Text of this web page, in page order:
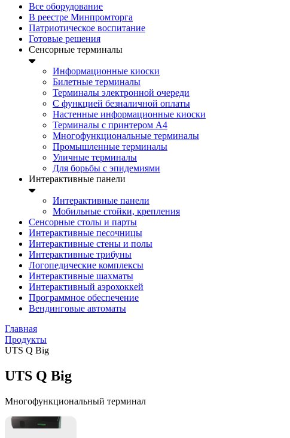
Все оборудование
В реестре Минпромторга
Патриотическое воспитание
Готовые решения
Сенсорные терминалы
Информационные киоски
Билетные терминалы
Терминалы электронной очереди
C функцией безналичной оплаты
Настенные информационные киоски
Терминалы с принтером А4
Многофункциональные терминалы
Промышленные терминалы
Уличные терминалы
Для борьбы с эпидемиями
Интерактивные панели
Интерактивные панели
Мобильные стойки, крепления
Сенсорные столы и парты
Интерактивные песочницы
Интерактивные стены и полы
Интерактивные трибуны
Логопедические комплексы
Интерактивные шахматы
Интерактивный аэрохоккей
Программное обеспечение
Вендинговые автоматы
Главная
Продукты
UTS Q Big
UTS Q Big
Многофункциональный терминал